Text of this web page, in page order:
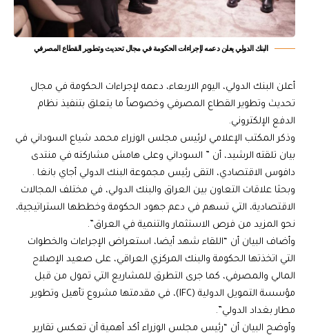
البنك الدولي يعلن دعمه لإجراءات الحكومة في مجال تحديث وتطوير القطاع المصرفي
أعلن البنك الدولي، اليوم الاربعاء، دعمه لإجراءات الحكومة في مجال
تحديث وتطوير القطاع المصرفي وخصوصاً ما يتعلق بتنفيذ نظام
الدفع الإلكتروني.
وذكر المكتب الإعلامي لرئيس مجلس الوزراء محمد شياع السوداني في
بيان تلقته الرشيد، أن ” السوداني وعلى هامش مشاركته في منتدى
دافوس الاقتصادي، التقى رئيس مجموعة البنك الدولي أجاي بانغا .
وبحثا علاقات التعاون بين العراق والبنك الدولي، في مختلف المجالات
الاقتصادية، التي تسهم في دعم جهود الحكومة وخططها الستراتيجية،
نحو المزيد من فرص الاستثمار والتنمية في العراق”.
وأضاف البيان أن “اللقاء شهد أيضا، استعراض الإجراءات والخطوات
التي اتخذتها الحكومة والبنك المركزي العراقي، على صعيد الإصلاح
المالي والمصرفي، كما جرى التطرق للمشاريع التي تمول من قبل
مؤسسة التمويل الدولية (IFC)، في مقدمتها مشروع تأهيل وتطوير
مطار بغداد الدولي”.
وأوضح البيان أن “رئيس مجلس الوزراء أكد أهمية أن تعكس تقارير